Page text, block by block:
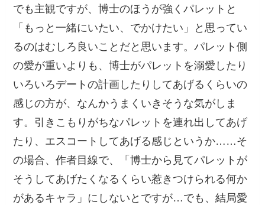
でも主観ですが、博士のほうが強くパレットと
「もっと一緒にいたい、でかけたい」と思ってい
るのはむしろ良いことだと思います。パレット側
の愛が重いよりも、博士がパレットを溺愛したり
いろいろデートの計画したりしてあげるくらいの
感じの方が、なんかうまくいきそうな気がしま
す。引きこもりがちなパレットを連れ出してあげ
たり、エスコートしてあげる感じというか……そ
の場合、作者目線で、「博士から見てパレットが
そうしてあげたくなるくらい惹きつけられる何か
があるキャラ」にしないとですが…でも、結局愛